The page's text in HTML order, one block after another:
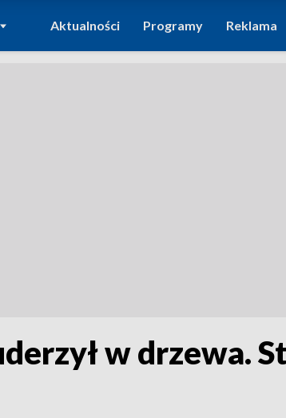
DO
Aktualności Programy Reklama
w drzewa.